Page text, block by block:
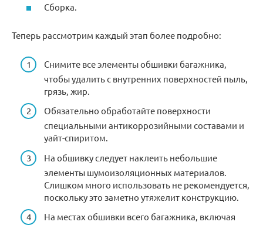
Сборка.
Теперь рассмотрим каждый этап более подробно:
Снимите все элементы обшивки багажника,
чтобы удалить с внутренних поверхностей пыль,
грязь, жир.
Обязательно обработайте поверхности
специальными антикоррозийными составами и
уайт-спиритом.
На обшивку следует наклеить небольшие
элементы шумоизоляционных материалов.
Слишком много использовать не рекомендуется,
поскольку это заметно утяжелит конструкцию.
На местах обшивки всего багажника, включая